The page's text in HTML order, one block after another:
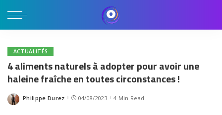
ACTUALITÉS
4 aliments naturels à adopter pour avoir une
haleine fraîche en toutes circonstances !
Posted
Philippe Durez 04/08/2023 4 Min Read